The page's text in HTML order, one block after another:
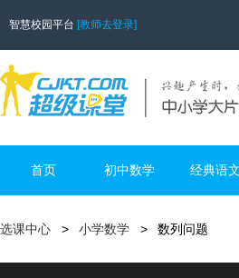
智慧校园平台 [教师去登录]
首页 初中数学 经典语文
选课中心 小学数学 数列问题